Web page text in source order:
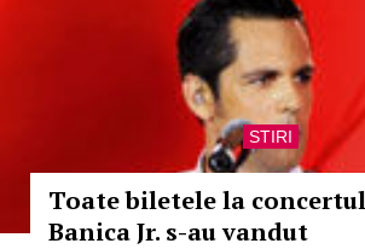
STIRI
Toate biletele la
Banica Jr. s-au vandut